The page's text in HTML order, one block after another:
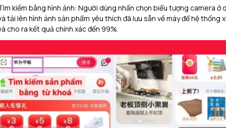
kiếm bằng hình ảnh: Người dùng nhấn chọn biểu tượng camera ở
tải lên hình ảnh sản phẩm yêu thích đã lưu sẵn về máy để hệ thống
cho ra kết quả chính xác đến 99%.